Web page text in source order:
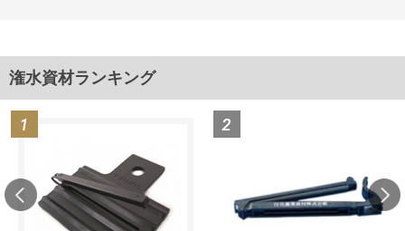
潅水資材ランキング